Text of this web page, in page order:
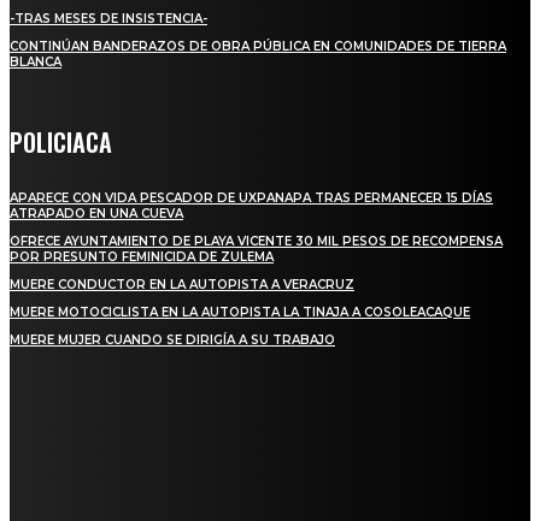
-TRAS MESES DE INSISTENCIA-
CONTINÚAN BANDERAZOS DE OBRA PÚBLICA EN COMUNIDADES DE TIERRA
BLANCA
POLICIACA
APARECE CON VIDA PESCADOR DE UXPANAPA TRAS PERMANECER 15 DÍAS
ATRAPADO EN UNA CUEVA
OFRECE AYUNTAMIENTO DE PLAYA VICENTE 30 MIL PESOS DE RECOMPENSA
POR PRESUNTO FEMINICIDA DE ZULEMA
MUERE CONDUCTOR EN LA AUTOPISTA A VERACRUZ
MUERE MOTOCICLISTA EN LA AUTOPISTA LA TINAJA A COSOLEACAQUE
MUERE MUJER CUANDO SE DIRIGÍA A SU TRABAJO